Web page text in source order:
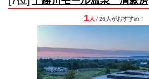
1 人 / 26人がおすすめ！